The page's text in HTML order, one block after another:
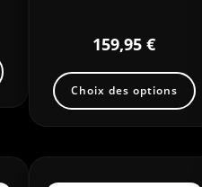
159,95€
Choix des options